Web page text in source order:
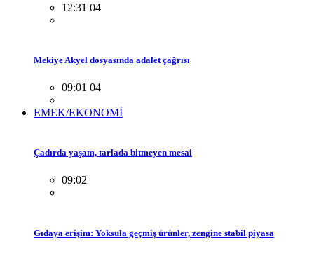
12:31 04
Mekiye Akyel dosyasında adalet çağrısı
09:01 04
EMEK/EKONOMİ
Çadırda yaşam, tarlada bitmeyen mesai
09:02
Gıdaya erişim: Yoksula geçmiş ürünler, zengine stabil piyasa